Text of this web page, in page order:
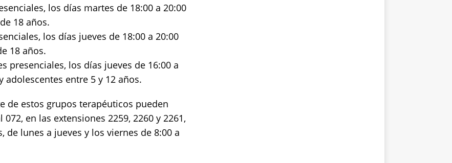
los días martes de 18:00 a 20:00
18 años.
los días jueves de 18:00 a 20:00
18 años.
presenciales, los días jueves de 16:00 a
adolescentes entre 5 y 12 años.
de estos grupos terapéuticos pueden
en las extensiones 2259, 2260 y 2261,
de lunes a jueves y los viernes de 8:00 a